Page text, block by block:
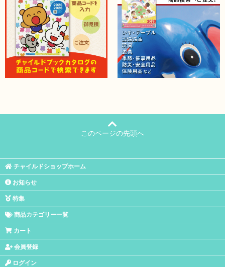
このページの先頭へ
チャイルドショップホーム
お知らせ
特集
商品カテゴリー一覧
カート
会員登録
ログイン